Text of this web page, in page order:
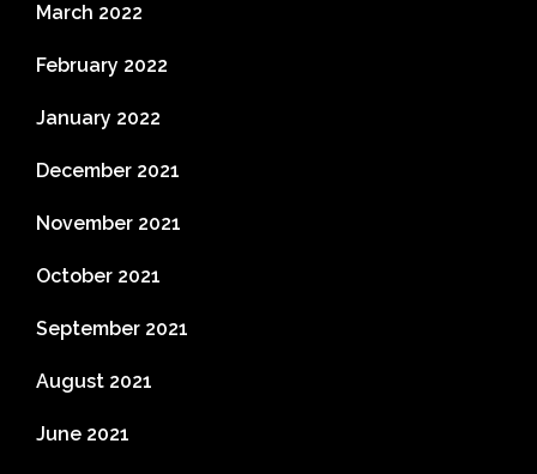
March 2022
February 2022
January 2022
December 2021
November 2021
October 2021
September 2021
August 2021
June 2021